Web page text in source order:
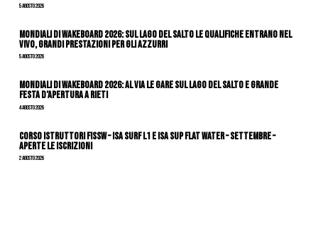
5 Agosto 2026
Mondiali di Wakeboard 2026: sul Lago del Salto le qualifiche entrano nel
vivo, grandi prestazioni per gli azzurri
5 Agosto 2026
Mondiali di Wakeboard 2026: al via le gare sul Lago del Salto e grande
festa d’apertura a Rieti
4 Agosto 2026
CORSO ISTRUTTORI FISSW – ISA SURF L1 e ISA SUP Flat Water – SETTEMBRE –
APERTE LE ISCRIZIONI
2 Agosto 2026